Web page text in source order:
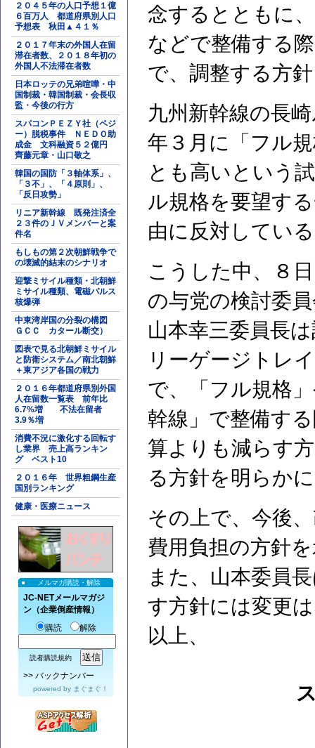
２０４５年の人口予想１億
６百万人 都道府県別人口
予想表 秋田▲４１％
２０１７年末の外国人在留
滞在者数、２０１８年初の
外国人不法滞在者数
日本ロッテの兄弟喧嘩・中
国制裁・韓国制裁・会長収
監・今後の行方
スパコンＰＥＺＹ社（ペジ
ー）脱税事件 ＮＥＤＯ助
成金 文科融資５２億円
齊藤元章・山口敬之
韓国の国防「３軸体系」、
「３不」、「４原則」、
「反日攻勢」
リニア新幹線 既発注済全
２３件のＪＶメンバーと案
件名
もしもの第２次朝鮮戦争で
の壊滅的結末のシナリオ
迎撃ミサイル種類・北朝鮮
ミサイル種類、電磁パルス
核爆弾
中東湾岸国の分裂の構図
ＧＣＣ カタール断交）
図表で見る北朝鮮ミサイル
と防衛システム／南北朝鮮
＋東アジア各国の戦力
２０１６年都道府県別外国
人在留数一覧表 前年比
6.7%増 不法在留者
3.9％増
消費不況に激化する回転す
し業界 売上高ランキン
グ ベスト10
２０１６年 世界粗鋼生産
国別ランキング
健康・医療ニュース
メルマガ購読・解除
JC-NETメールマガジ
ン（企業倒産情報）
購読
解除
読者購読規約
>> バックナンバー
powered by まぐまぐ！
念するとともに
などで整備する
で、調整する方
九州新幹線の長
年３月に「フル
とも高いという
ル規格を要望す
由に反対してい
こうした中、８
の与党の検討委
山本幸三委員長
リーゲージトレ
で、「フル規格
幹線」で整備す
算よりも減らす
る方針を明らか
その上で、今後
費用負担の方針
また、山本委員
す方針には変更
以上、